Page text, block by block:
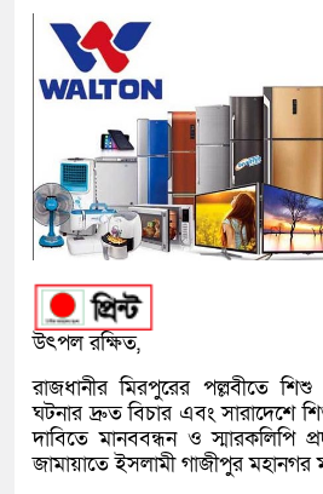
উৎপল রক্ষিত,
রাজধানীর মিরপুরের পল্লবীতে
ঘটনার দ্রুত বিচার এবং সারাদেশে
দাবিতে মানববন্ধন ও স্মারকলিপি
জামায়াতে ইসলামী গাজীপুর মহানগর